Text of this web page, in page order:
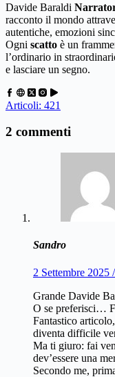
Davide Baraldi
racconto il mondo
autentiche, emozioni
Ogni scatto è un
l’ordinario in
e lasciare un segno.
Articoli: 421
2 commenti
Sandro
2 Settembre 2025
Grande Davide
O se preferisci…
Fantastico
diventa difficile
Ma ti giuro: fai
dev’essere una
Secondo me,